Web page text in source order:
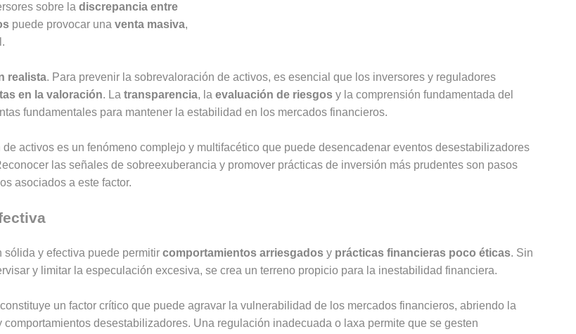
sobre la discrepancia entre
puede provocar una venta masiva,
realista. Para prevenir la sobrevaloración de activos, es esencial que los inversores y reguladores
en la valoración. La transparencia, la evaluación de riesgosy la comprensión fundamentada del
fundamentales para mantener la estabilidad en los mercados financieros.
activos es un fenómeno complejo y multifacético que puede desencadenar eventos desestabilizadores
las señales de sobreexuberancia y promover prácticas de inversión más prudentes son pasos
asociados a este factor.
sólida y efectiva puede permitir comportamientos arriesgadosy prácticas financieras poco éticas. Sin
y limitar la especulación excesiva, se crea un terreno propicio para la inestabilidad financiera.
un factor crítico que puede agravar la vulnerabilidad de los mercados financieros, abriendo la
comportamientos desestabilizadores. Una regulación inadecuada o laxa permite que se gesten